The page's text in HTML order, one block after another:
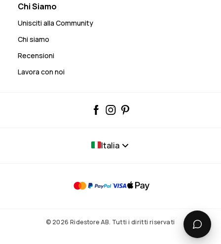
Chi Siamo
Unisciti alla Community
Chi siamo
Recensioni
Lavora con noi
Italia
© 2026 Ridestore AB. Tutti i diritti riservati